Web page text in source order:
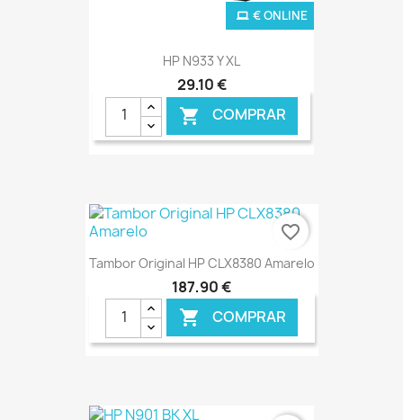
HP N933 Y XL
29,10 €
 COMPRAR
€ ONLINE
Tambor Original HP CLX8380 Amarelo
187,90 €
 COMPRAR
favorite_border